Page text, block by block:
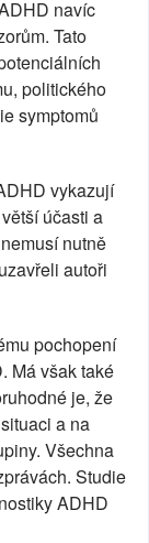
navíc
Tato
politického
symptomů
vykazují
účasti a
nutně
autoři
pochopení
Má však také
je, že
a na
Všechna
Studie
ADHD